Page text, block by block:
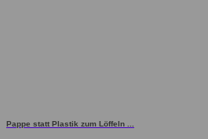
Pappe statt Plastik zum Löffeln ...